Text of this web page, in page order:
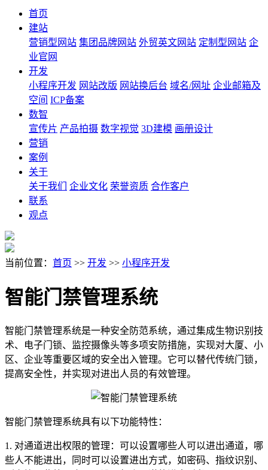
首页
建站
营销型网站 集团品牌网站 外贸英文网站 定制型网站 企
业官网
开发
小程序开发 网站改版 网站换后台 域名/网址 企业邮箱及
空间 ICP备案
数智
宣传片 产品拍摄 数字视觉 3D建模 画册设计
营销
案例
关于
关于我们
企业文化 荣誉资质 合作客户
联系
观点
当前位置： 首页 >> 开发 >> 小程序开发
智能门禁管理系统
智能门禁管理系统是一种安全防范系统，通过集成生物识别技
术、电子门锁、监控摄像头等多项安防措施，实现对大厦、小
区、企业等重要区域的安全出入管理。它可以替代传统门锁，
提高安全性，并实现对进出人员的有效管理。
智能门禁管理系统具有以下功能特性：
1. 对通道进出权限的管理：可以设置哪些人可以进出通道，哪
些人不能进出，同时可以设置进出方式，如密码、指纹识别、